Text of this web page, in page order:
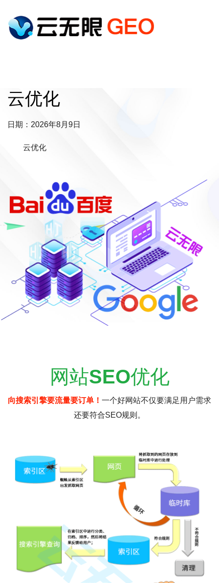
云优化
日期：2026年8月9日
云优化
网站SEO优化
向搜索引擎要流量要订单！ 一个好网站不仅要满足用户需求
还要符合SEO规则。